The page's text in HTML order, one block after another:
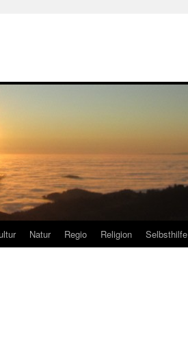
Natur Regio Religion Selbsthilfe